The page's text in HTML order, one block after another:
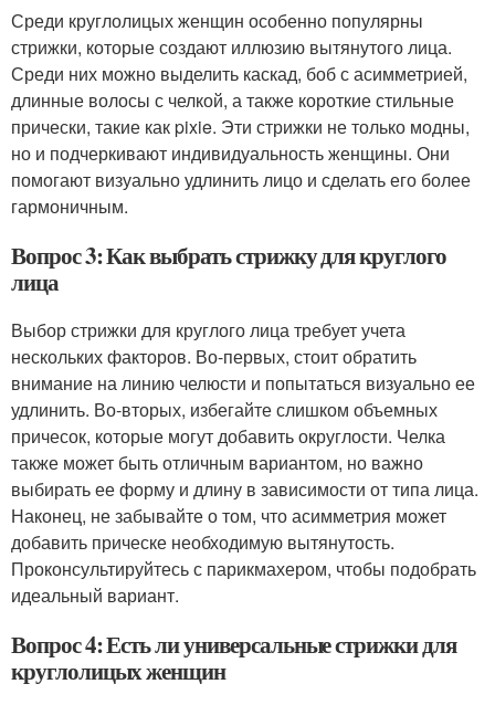
Среди круглолицых женщин особенно популярны
стрижки, которые создают иллюзию вытянутого лица.
Среди них можно выделить каскад, боб с асимметрией,
длинные волосы с челкой, а также короткие стильные
прически, такие как pixie. Эти стрижки не только модны,
но и подчеркивают индивидуальность женщины. Они
помогают визуально удлинить лицо и сделать его более
гармоничным.
Вопрос 3: Как выбрать стрижку для круглого
лица
Выбор стрижки для круглого лица требует учета
нескольких факторов. Во-первых, стоит обратить
внимание на линию челюсти и попытаться визуально ее
удлинить. Во-вторых, избегайте слишком объемных
причесок, которые могут добавить округлости. Челка
также может быть отличным вариантом, но важно
выбирать ее форму и длину в зависимости от типа лица.
Наконец, не забывайте о том, что асимметрия может
добавить прическе необходимую вытянутость.
Проконсультируйтесь с парикмахером, чтобы подобрать
идеальный вариант.
Вопрос 4: Есть ли универсальные стрижки для
круглолицых женщин